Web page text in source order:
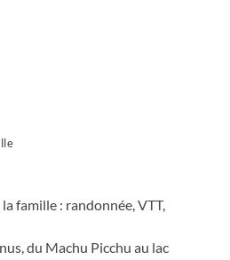
les rives du lac Titicaca
d’échanger avec nos hôtes
culture, histoire, sport et
du pays des Incas !
famille : randonnée, VTT,
du Machu Picchu au lac